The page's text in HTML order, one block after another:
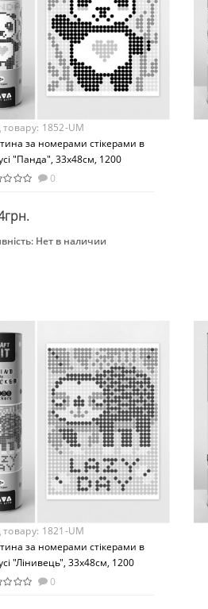
товару: 1852-UM
за номерами стікерами в
"Панда", 33х48см, 1200
18520
Закінчився
Нет в наличии
лет
товару: 1821-UM
за номерами стікерами в
"Лінивець", 33х48см, 1200
18210